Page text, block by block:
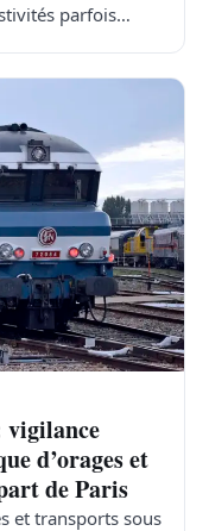
parfois…
vigilance
d’orages et
de Paris
et transports sous